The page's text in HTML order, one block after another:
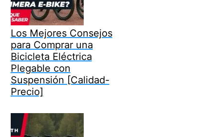
Los Mejores Consejos
para Comprar una
Bicicleta Eléctrica
Plegable con
Suspensión [Calidad-
Precio]